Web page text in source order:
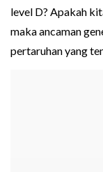
level D? Apakah
maka ancaman
pertaruhan yang